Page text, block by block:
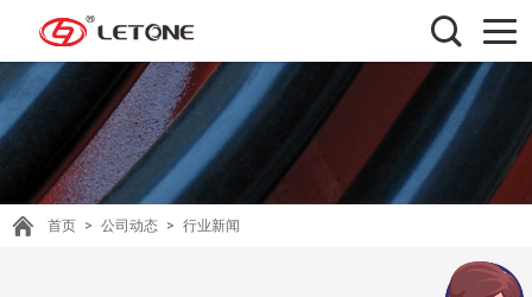
首页 > 公司动态 > 行业新闻